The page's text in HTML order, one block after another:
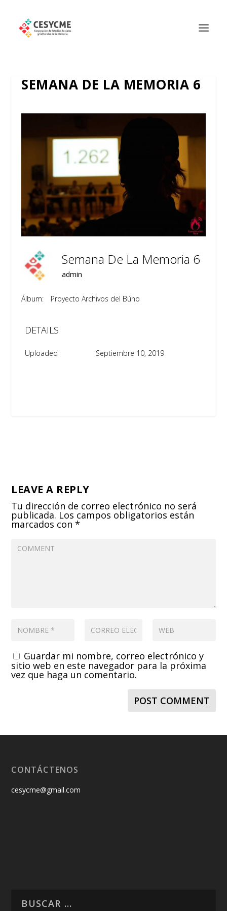
SEMANA DE LA MEMORIA 6
Semana De La Memoria 6
admin
Álbum: Proyecto Archivos del Búho
DETAILS
Uploaded Septiembre 10, 2019
LEAVE A REPLY
Tu dirección de correo electrónico no será
publicada. Los campos obligatorios están
marcados con*
Guardar mi nombre, correo electrónico y
sitio web en este navegador para la próxima
vez que haga un comentario.
CONTÁCTENOS
cesycme@gmail.com